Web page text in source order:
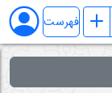
فهرست